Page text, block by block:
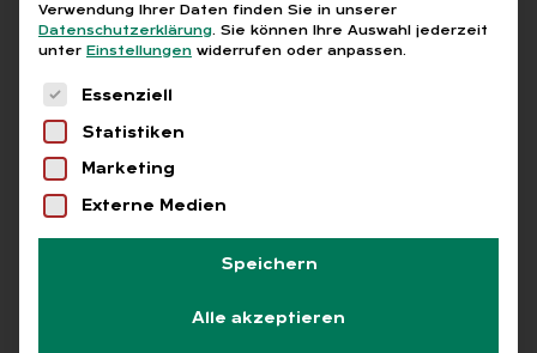
Alle Bei­trä­ge der Ka­te­
go­rie „GE­SUND & BE­
RUF“
Abo
Verwendung Ihrer Daten finden Sie in unserer
Datenschutzerklärung. Sie können Ihre Auswahl jederzeit
unter Einstellungen widerrufen oder anpassen.
Es folgt eine Liste der Service-Gruppen, für
Essenziell
Statistiken
Marketing
Externe Medien
Speichern
Alle akzeptieren